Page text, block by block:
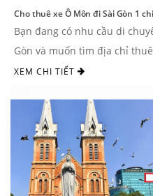
Cho thuê xe Ô Môn đi Sài Gòn 1
Bạn đang có nhu cầu di
Gòn và muốn tìm địa chỉ
khuôn khổ ...
XEM CHI TIẾT